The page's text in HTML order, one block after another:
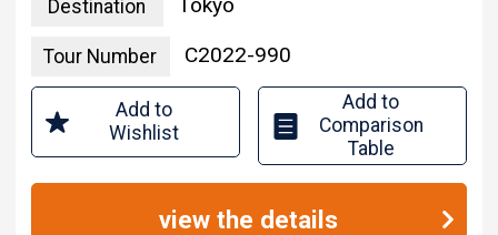
Destination
Tour Number C2022-990
Add to
Wishlist
Add to
Comparison
Table
view the details